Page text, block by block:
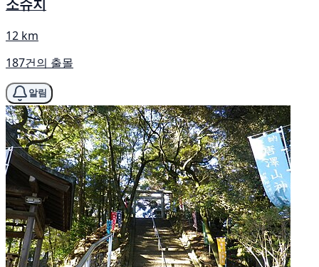
소슈지
12 km
187건의 출몰
알림